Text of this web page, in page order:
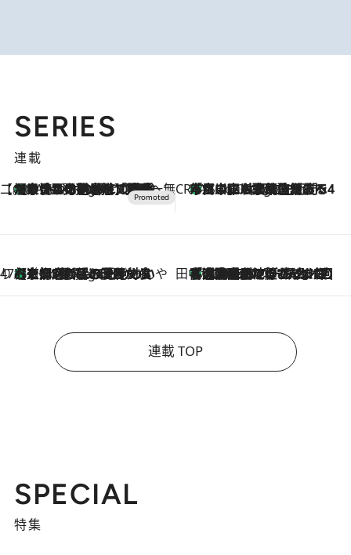
SERIES
連載
【CREA×星野リゾート】唯一無二。癒しと発見が待つ場所へ
6 Hours Ago
【トンボの足水浴】ヒノキの香りに包まれて涼感マックス！約13℃の湧水かけ流しを避暑地「星野温泉 トンボの湯」で体験 CREA'S CHOICE
8 Hours Ago
「立川にも歌舞伎があるんだよ」 片岡仁左衛門・市川中車ら豪華座組みで4年目の立川立飛歌舞伎へ
47都道府県の手みやげ ひんやりスイーツで夏を満喫
8 Hours Ago
【京都府】この夏絶対食べたい 冷やしておいしいおやつ3選 ひと口目から心を掴む新緑のテリーヌ 田中稲の勝手に再ブーム
2026.8.7
「湘南乃風に憧れて」観客大盛上がりの“タオル回し”に、ラッパー顔負けの高速歌唱まで…さだまさし（74）のアグレッシブすぎる現在地
連載 TOP
SPECIAL
特集